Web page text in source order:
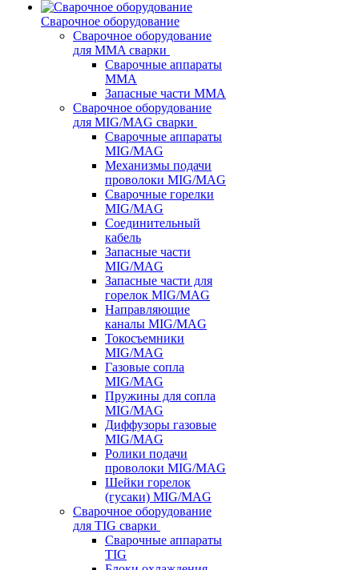
Сварочное оборудование
Сварочное оборудование
для MMA сварки
Сварочные аппараты
MMA
Запасные части MMA
Сварочное оборудование
для MIG/MAG сварки
Сварочные аппараты
MIG/MAG
Механизмы подачи
проволоки MIG/MAG
Сварочные горелки
MIG/MAG
Соединительный
кабель
Запасные части
MIG/MAG
Запасные части для
горелок MIG/MAG
Направляющие
каналы MIG/MAG
Токосъемники
MIG/MAG
Газовые сопла
MIG/MAG
Пружины для сопла
MIG/MAG
Диффузоры газовые
MIG/MAG
Ролики подачи
проволоки MIG/MAG
Шейки горелок
(гусаки) MIG/MAG
Сварочное оборудование
для TIG сварки
Сварочные аппараты
TIG